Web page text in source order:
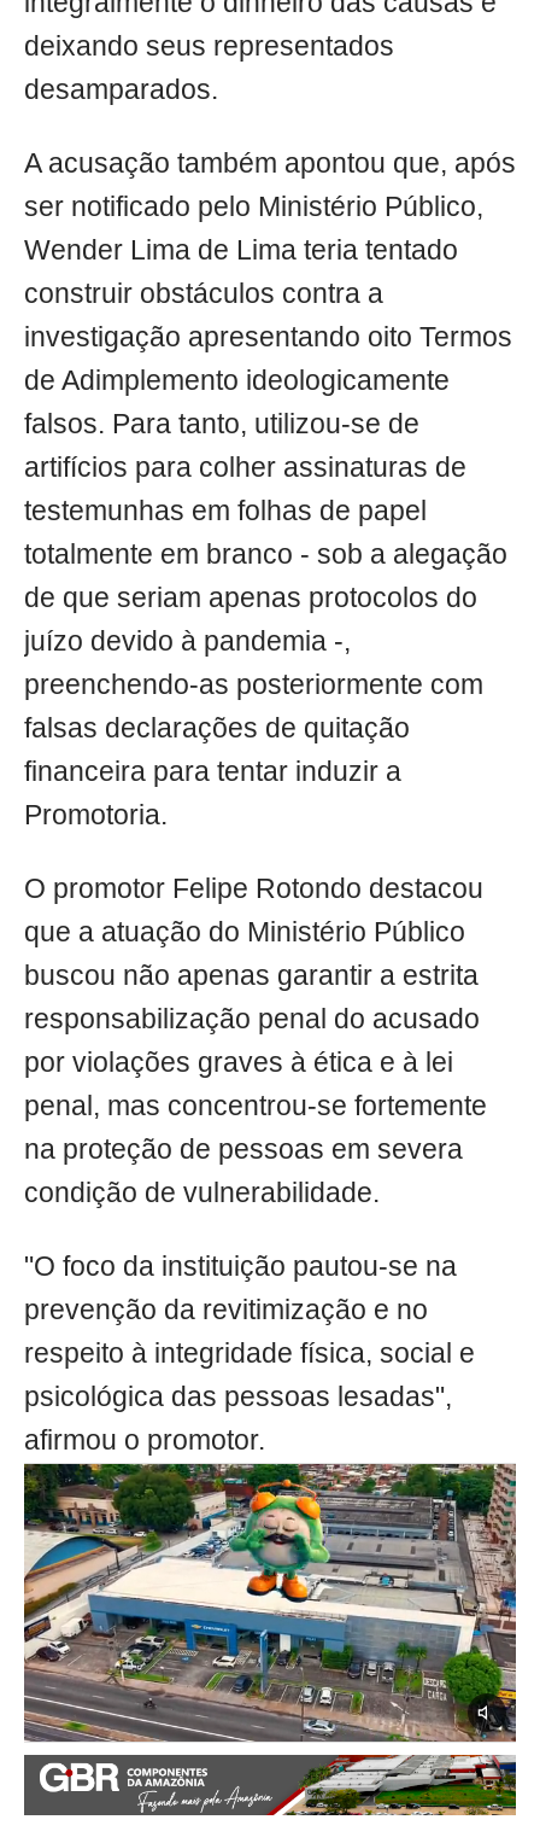
deixando seus representados
desamparados.
A acusação também apontou que, após
ser notificado pelo Ministério Público,
Wender Lima de Lima teria tentado
construir obstáculos contra a
investigação apresentando oito Termos
de Adimplemento ideologicamente
falsos. Para tanto, utilizou-se de
artifícios para colher assinaturas de
testemunhas em folhas de papel
totalmente em branco - sob a alegação
de que seriam apenas protocolos do
juízo devido à pandemia -,
preenchendo-as posteriormente com
falsas declarações de quitação
financeira para tentar induzir a
Promotoria.
O promotor Felipe Rotondo destacou
que a atuação do Ministério Público
buscou não apenas garantir a estrita
responsabilização penal do acusado
por violações graves à ética e à lei
penal, mas concentrou-se fortemente
na proteção de pessoas em severa
condição de vulnerabilidade.
"O foco da instituição pautou-se na
prevenção da revitimização e no
respeito à integridade física, social e
psicológica das pessoas lesadas",
afirmou o promotor.